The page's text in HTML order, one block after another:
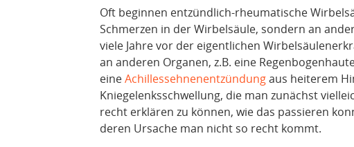
Oft beginnen entzündlich-rheumatische
Schmerzen in der Wirbelsäule, sondern an
viele Jahre vor der eigentlichen
an anderen Organen, z.B. eine
eineAchillessehnenentzündungaus heiterem
Kniegelenksschwellung, die man zunächst
recht erklären zu können, wie das passieren
deren Ursache man nicht so recht kommt.